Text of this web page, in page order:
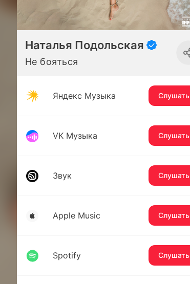
Наталья Подольская
Не бояться
Яндекс Музыка Слушать
VK Музыка Слушать
Звук Слушать
Apple Music Слушать
Spotify Слушать